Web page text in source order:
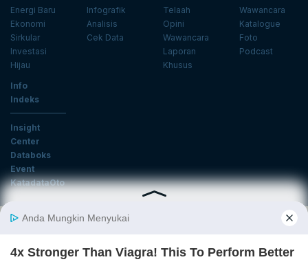
Energi Baru
Ekonomi
Sirkular
Investasi
Hijau
Infografik
Analisis
Cek Data
Telaah
Opini
Wawancara
Laporan
Khusus
Wawancara
Katalogue
Foto
Podcast
Info
Indeks
Insight
Center
Databoks
Event
KatadataOto
Langganan Newsletter
Daftar